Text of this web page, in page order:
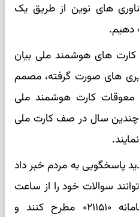
های نوین از طریق یک
دهیم.
کارت های هوشمند ملی بیان
های صورت گرفته، مصمم
هستیم تا پایان پاییز ۱۴۰۵ معوقات کارت هوشمند ملی
چندین سال در صف کارت ملی
پاسخگویی به مردم خبر داد
سوالات خود را از ساعت
۸ صبح تا ۱۰ شب با سامانه ۰۲۱۱۵۱۰ مطرح کنند و